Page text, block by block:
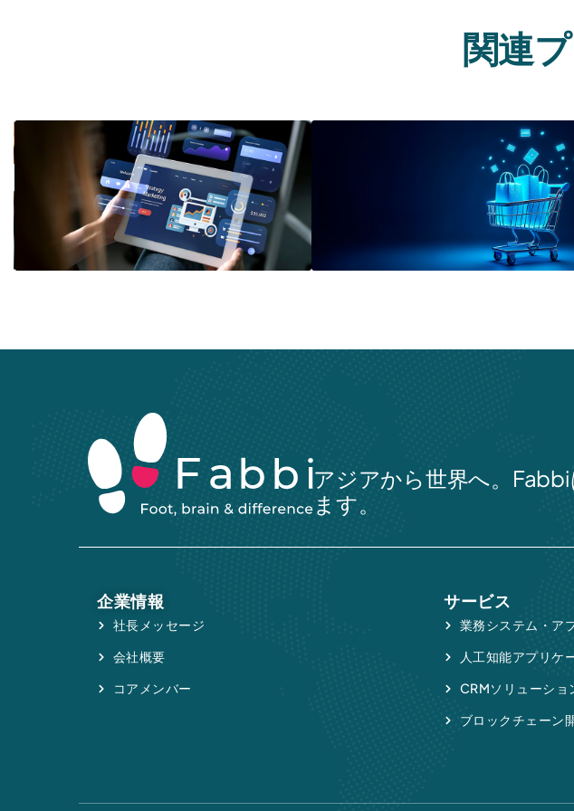
関連
アジアから世界へ。
ます。
企業情報
社長メッセージ
会社概要
コアメンバー
サービス
業務システム・ア
人工知能アプリケ
CRMソリューショ
ブロックチェーン